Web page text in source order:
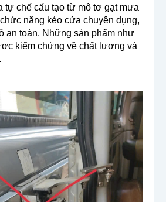
tự chế cấu tạo từ mô tơ gạt mưa
năng kéo cửa chuyên dụng,
an toàn. Những sản phẩm như
kiểm chứng về chất lượng và